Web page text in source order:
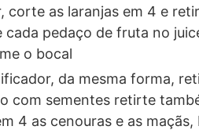
corte as laranjas em 4 e
cada pedaço de fruta no
o bocal
da mesma forma,
com sementes retirte
4 as cenouras e as